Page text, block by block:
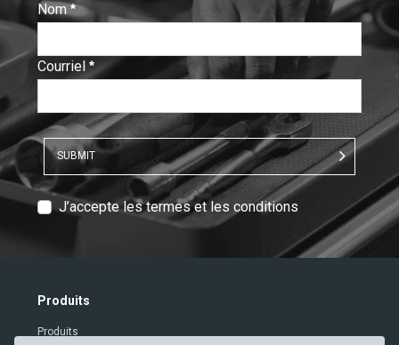
Nom
:
0/ 280
Courriel
:
0/ 280
SUBMIT
T
V
r
J’accepte les termes et les conditions
Produits
Produits